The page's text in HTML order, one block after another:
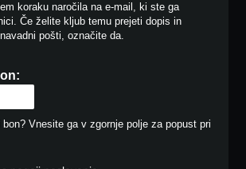
koraku naročila na e-mail, ki ste ga
Če želite kljub temu prejeti dopis in
pošti, označite da.
bon? Vnesite ga v zgornje polje za popust pri